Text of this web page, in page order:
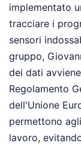
implementato
tracciare i
sensori
gruppo,
dei dati
Regolamento
dell'Unione
permettono
lavoro,